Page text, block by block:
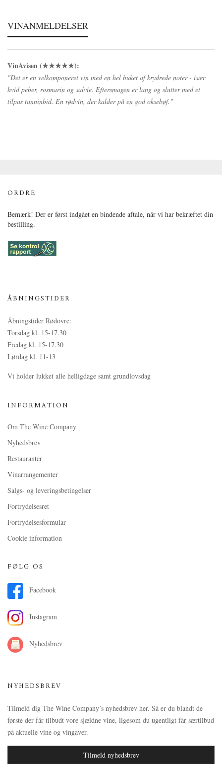
VINANMELDELSER
VinAvisen (★★★★★):
"Det er en velkomponeret vin med en hel buket af krydrede noter - især
hvid peber, rosmarin og salvie. Eftersmagen er lang og slutter med et
tilpas tanninbid. En rødvin, der kalder på en god oksebøf."
ORDRE
Bemærk! Der er først indgået en bindende aftale, når vi har bekræftet din
bestilling.
ÅBNINGSTIDER
Åbningstider Rødovre:
Torsdag kl. 15-17.30
Fredag kl. 15-17.30
Lørdag kl. 11-13
Vi holder lukket alle helligdage samt grundlovsdag
INFORMATION
Om The Wine Company
Nyhedsbrev
Restauranter
Vinarrangementer
Salgs- og leveringsbetingelser
Fortrydelsesret
Fortrydelsesformular
Cookie information
FØLG OS
Facebook
Instagram
Nyhedsbrev
NYHEDSBREV
Tilmeld dig The Wine Company’s nyhedsbrev her. Så er du blandt de
første der får tilbudt vore sjældne vine, ligesom du ugentligt får særtilbud
på aktuelle vine og vingaver.
Tilmeld nyhedsbrev